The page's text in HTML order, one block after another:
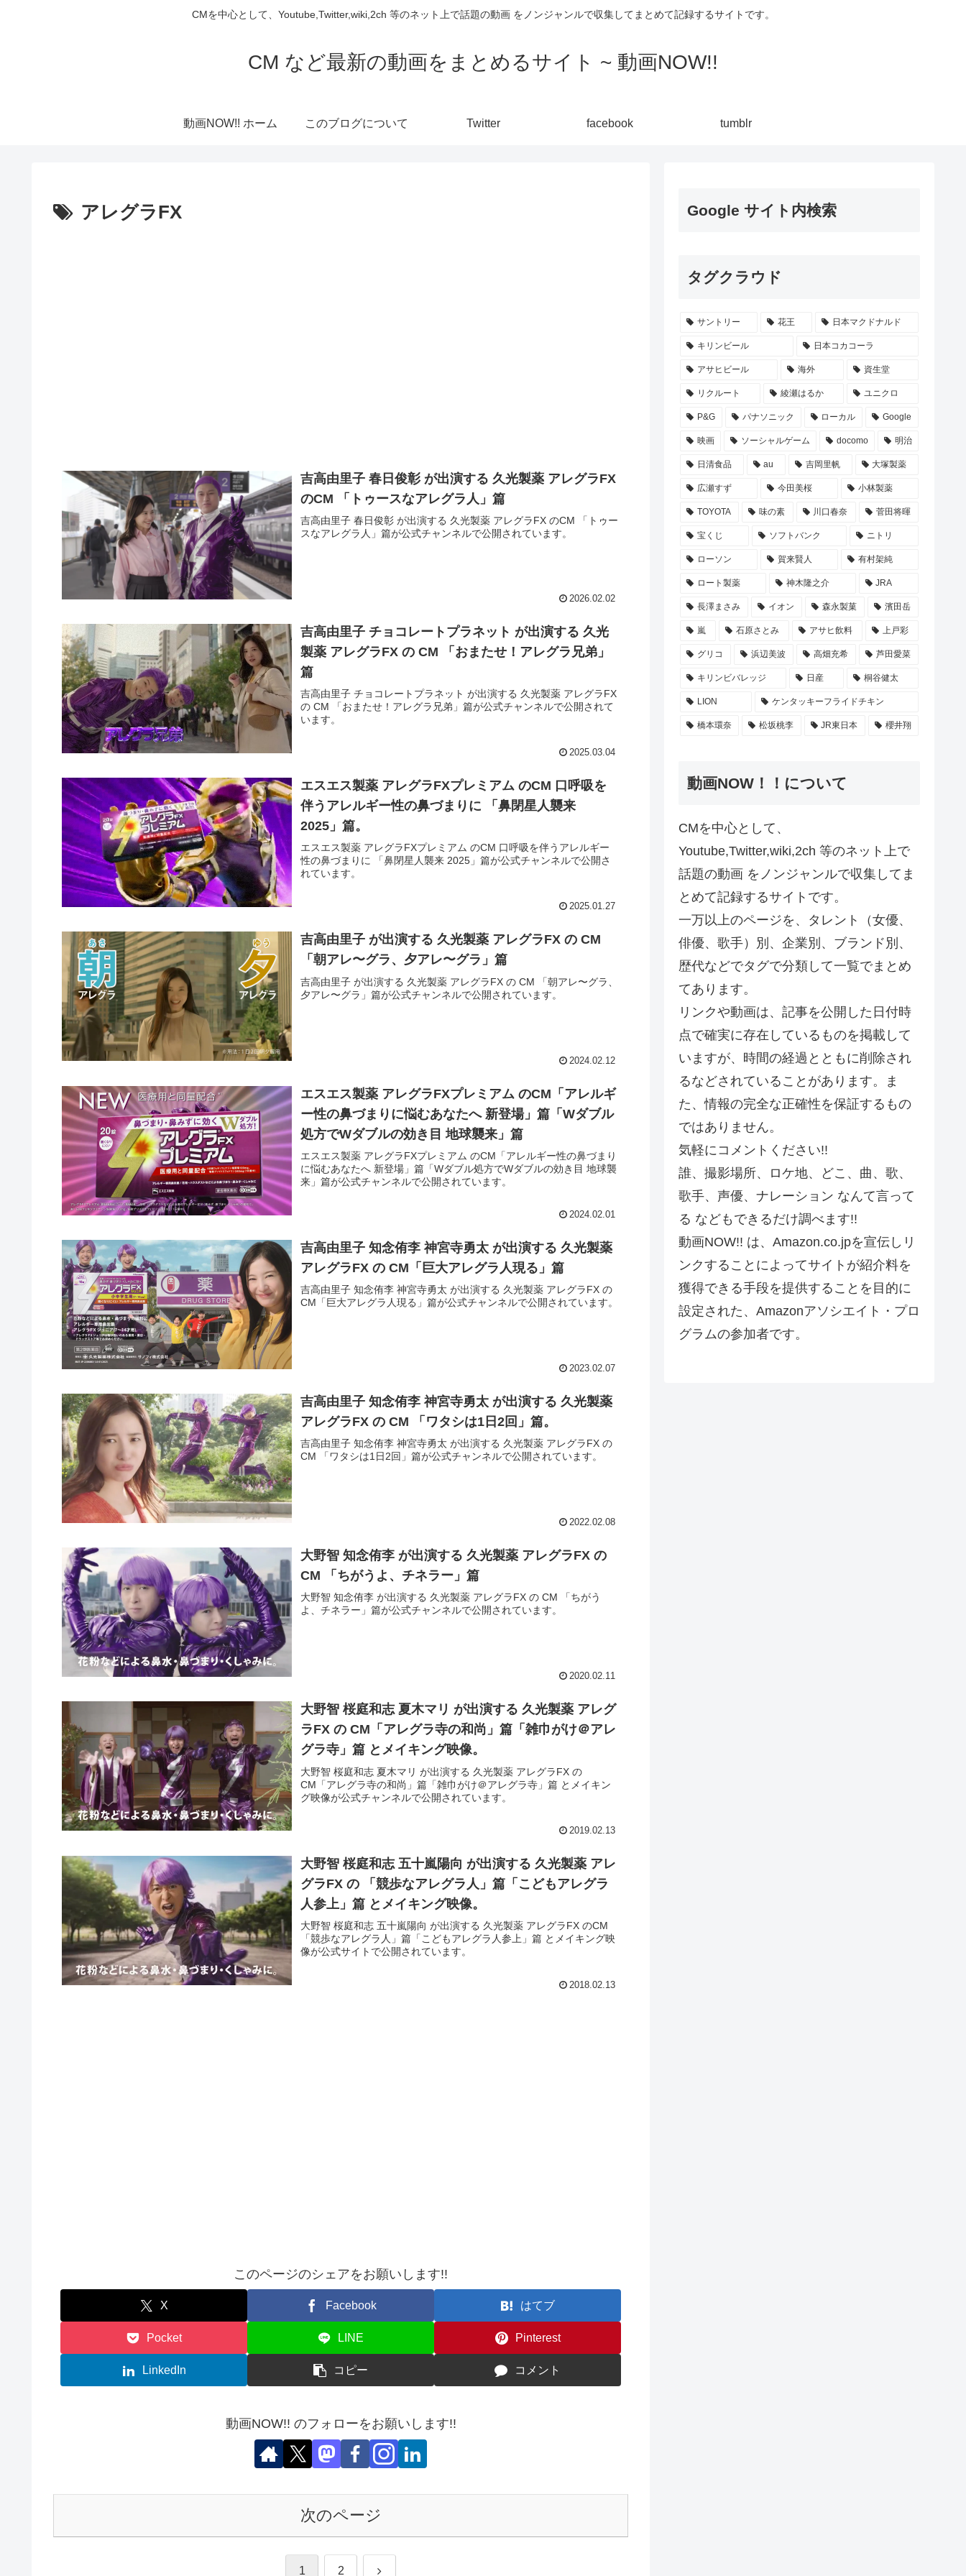
CMを中心として、Youtube,Twitter,wiki,2ch 等のネット上で話題の動画 をノンジャンルで収集してまとめて記録するサイトです。
CM など最新の動画をまとめるサイト ~ 動画NOW!!
動画NOW!! ホーム このブログについて Twitter facebook tumblr
アレグラFX
吉高由里子 春日俊彰 が出演する 久光製薬 アレグラFX
のCM 「トゥースなアレグラ人」篇
吉高由里子 春日俊彰 が出演する 久光製薬 アレグラFX のCM 「トゥー
スなアレグラ人」篇が公式チャンネルで公開されています。
2026.02.02
吉高由里子 チョコレートプラネット が出演する 久光
製薬 アレグラFX の CM 「おまたせ！アレグラ兄弟」
篇
吉高由里子 チョコレートプラネット が出演する 久光製薬 アレグラFX
の CM 「おまたせ！アレグラ兄弟」篇が公式チャンネルで公開されて
います。
2025.03.04
エスエス製薬 アレグラFXプレミアム のCM 口呼吸を
伴うアレルギー性の鼻づまりに 「鼻閉星人襲来
2025」篇。
エスエス製薬 アレグラFXプレミアム のCM 口呼吸を伴うアレルギー
性の鼻づまりに 「鼻閉星人襲来 2025」篇が公式チャンネルで公開さ
れています。
2025.01.27
吉高由里子 が出演する 久光製薬 アレグラFX の CM
「朝アレ〜グラ、夕アレ〜グラ」篇
吉高由里子 が出演する 久光製薬 アレグラFX の CM 「朝アレ〜グラ、
夕アレ〜グラ」篇が公式チャンネルで公開されています。
2024.02.12
エスエス製薬 アレグラFXプレミアム のCM「アレルギ
ー性の鼻づまりに悩むあなたへ 新登場」篇「Wダブル
処方でWダブルの効き目 地球襲来」篇
エスエス製薬 アレグラFXプレミアム のCM「アレルギー性の鼻づまり
に悩むあなたへ 新登場」篇「Wダブル処方でWダブルの効き目 地球襲
来」篇が公式チャンネルで公開されています。
2024.02.01
吉高由里子 知念侑李 神宮寺勇太 が出演する 久光製薬
アレグラFX の CM「巨大アレグラ人現る」篇
吉高由里子 知念侑李 神宮寺勇太 が出演する 久光製薬 アレグラFX の
CM「巨大アレグラ人現る」篇が公式チャンネルで公開されています。
2023.02.07
吉高由里子 知念侑李 神宮寺勇太 が出演する 久光製薬
アレグラFX の CM 「ワタシは1日2回」篇。
吉高由里子 知念侑李 神宮寺勇太 が出演する 久光製薬 アレグラFX の
CM 「ワタシは1日2回」篇が公式チャンネルで公開されています。
2022.02.08
大野智 知念侑李 が出演する 久光製薬 アレグラFX の
CM 「ちがうよ、チネラー」篇
大野智 知念侑李 が出演する 久光製薬 アレグラFX の CM 「ちがう
よ、チネラー」篇が公式チャンネルで公開されています。
2020.02.11
大野智 桜庭和志 夏木マリ が出演する 久光製薬 アレグ
ラFX の CM「アレグラ寺の和尚」篇「雑巾がけ＠アレ
グラ寺」篇 とメイキング映像。
大野智 桜庭和志 夏木マリ が出演する 久光製薬 アレグラFX の
CM「アレグラ寺の和尚」篇「雑巾がけ＠アレグラ寺」篇 とメイキン
グ映像が公式チャンネルで公開されています。
2019.02.13
大野智 桜庭和志 五十嵐陽向 が出演する 久光製薬 アレ
グラFX の 「競歩なアレグラ人」篇「こどもアレグラ
人参上」篇 とメイキング映像。
大野智 桜庭和志 五十嵐陽向 が出演する 久光製薬 アレグラFX のCM
「競歩なアレグラ人」篇「こどもアレグラ人参上」篇 とメイキング映
像が公式サイトで公開されています。
2018.02.13
このページのシェアをお願いします!!
X Facebook はてブ
Pocket LINE Pinterest
LinkedIn コピー コメント
動画NOW!! のフォローをお願いします!!
次のページ
1 2 次
Google サイト内検索
タグクラウド
サントリー 花王 日本マクドナルド
キリンビール 日本コカコーラ
アサヒビール 海外 資生堂
リクルート 綾瀬はるか ユニクロ
P&G パナソニック ローカル Google
映画 ソーシャルゲーム docomo 明治
日清食品 au 吉岡里帆 大塚製薬
広瀬すず 今田美桜 小林製薬
TOYOTA 味の素 川口春奈 菅田将暉
宝くじ ソフトバンク ニトリ
ローソン 賀来賢人 有村架純
ロート製薬 神木隆之介 JRA
長澤まさみ イオン 森永製菓 濱田岳
嵐 石原さとみ アサヒ飲料 上戸彩
グリコ 浜辺美波 高畑充希 芦田愛菜
キリンビバレッジ 日産 桐谷健太
LION ケンタッキーフライドチキン
橋本環奈 松坂桃李 JR東日本 櫻井翔
動画NOW！！について
CMを中心として、
Youtube,Twitter,wiki,2ch 等のネット上で
話題の動画 をノンジャンルで収集してま
とめて記録するサイトです。
一万以上のページを、タレント（女優、
俳優、歌手）別、企業別、ブランド別、
歴代などでタグで分類して一覧でまとめ
てあります。
リンクや動画は、記事を公開した日付時
点で確実に存在しているものを掲載して
いますが、時間の経過とともに削除され
るなどされていることがあります。ま
た、情報の完全な正確性を保証するもの
ではありません。
気軽にコメントください!!
誰、撮影場所、ロケ地、どこ、曲、歌、
歌手、声優、ナレーション なんて言って
る などもできるだけ調べます!!
動画NOW!! は、Amazon.co.jpを宣伝しリ
ンクすることによってサイトが紹介料を
獲得できる手段を提供することを目的に
設定された、Amazonアソシエイト・プロ
グラムの参加者です。